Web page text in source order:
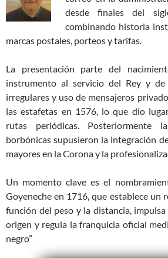
desde finales del
combinando historia
marcas postales, porteos y tarifas.
La presentación parte del
instrumento al servicio del Rey y
irregulares y uso de mensajeros
las estafetas en 1576, lo que dio
rutas periódicas. Posteriormente
borbónicas supusieron la integración
mayores en la Corona y la
Un momento clave es el
Goyeneche en 1716, que establece un
función del peso y la distancia,
origen y regula la franquicia oficial
negro”